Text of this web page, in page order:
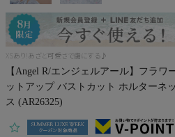
XSあり!あざと可愛さで虜にする♪
【Angel R/エンジェルアール】フラ
ットアップ バストカット ホルターネ
ス (AR26325)